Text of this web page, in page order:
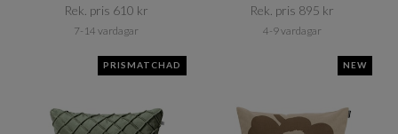
Rek. pris 610 kr​​
7-14 vardagar
Rek. pris 895 kr​​
4-9 vardagar
PRISMATCHAD NEW